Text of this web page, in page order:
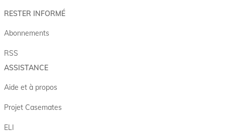
RESTER INFORMÉ
Abonnements
RSS
ASSISTANCE
Aide et à propos
Projet Casemates
ELI